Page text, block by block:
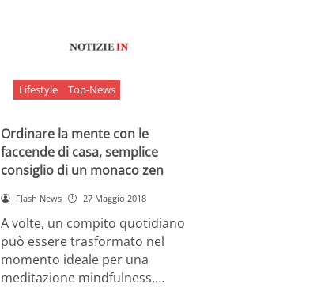
Lifestyle Top-News
Ordinare la mente con le
faccende di casa, semplice
consiglio di un monaco zen
Flash News 27 Maggio 2018
A volte, un compito quotidiano
può essere trasformato nel
momento ideale per una
meditazione mindfulness,…